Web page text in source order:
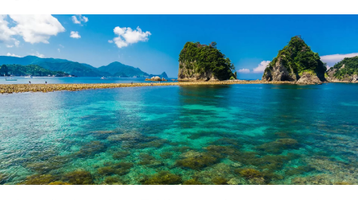
ど数々の特典が付与されます。